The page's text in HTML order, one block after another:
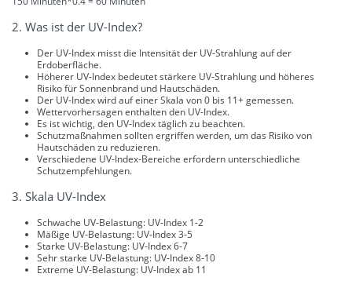
2. Was ist der UV-Index?
Der UV-Index misst die Intensität der UV-Strahlung auf der
Erdoberfläche.
Höherer UV-Index bedeutet stärkere UV-Strahlung und höheres
Risiko für Sonnenbrand und Hautschäden.
Der UV-Index wird auf einer Skala von 0 bis 11+ gemessen.
Wettervorhersagen enthalten den UV-Index.
Es ist wichtig, den UV-Index täglich zu beachten.
Schutzmaßnahmen sollten ergriffen werden, um das Risiko von
Hautschäden zu reduzieren.
Verschiedene UV-Index-Bereiche erfordern unterschiedliche
Schutzempfehlungen.
3. Skala UV-Index
Schwache UV-Belastung: UV-Index 1-2
Mäßige UV-Belastung: UV-Index 3-5
Starke UV-Belastung: UV-Index 6-7
Sehr starke UV-Belastung: UV-Index 8-10
Extreme UV-Belastung: UV-Index ab 11